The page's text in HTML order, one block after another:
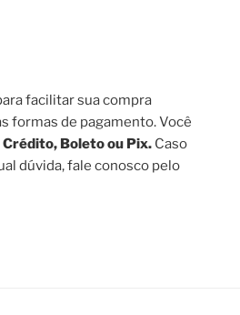
facilitar sua compra
formas de pagamento. Você
Boleto ou Pix. Caso
dúvida, fale conosco pelo